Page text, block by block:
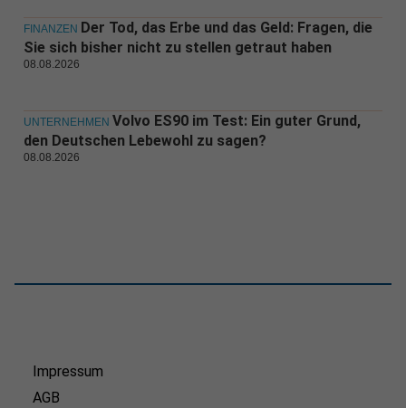
FINANZEN Der Tod, das Erbe und das Geld: Fragen, die
Sie sich bisher nicht zu stellen getraut haben
08.08.2026
UNTERNEHMEN Volvo ES90 im Test: Ein guter Grund,
den Deutschen Lebewohl zu sagen?
08.08.2026
Impressum
AGB